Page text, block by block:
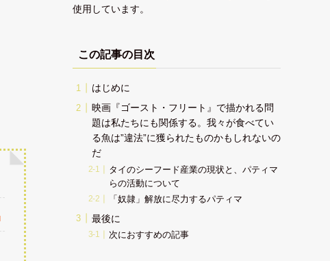
使用しています。
この記事の目次
はじめに
映画『ゴースト・フリート』で描かれる問
題は私たちにも関係する。我々が食べてい
る魚は”違法”に獲られたものかもしれないの
だ
タイのシーフード産業の現状と、パティマ
らの活動について
「奴隷」解放に尽力するパティマ
最後に
次におすすめの記事